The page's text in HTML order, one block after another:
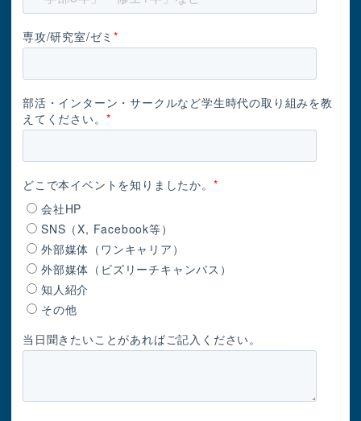
専攻/研究室/ゼミ*
部活・インターン・サークルなど学生時代の取り組みを教
えてください。 *
どこで本イベントを知りましたか。 *
会社HP
SNS（X, Facebook等）
外部媒体（ワンキャリア）
外部媒体（ビズリーチキャンパス）
知人紹介
その他
当日聞きたいことがあればご記入ください。